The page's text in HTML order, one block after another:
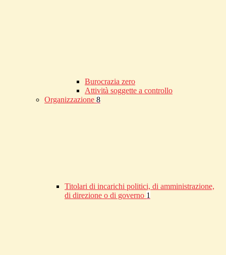
Burocrazia zero
Attività soggette a controllo
Organizzazione 8
Titolari di incarichi politici, di amministrazione,
di direzione o di governo 1